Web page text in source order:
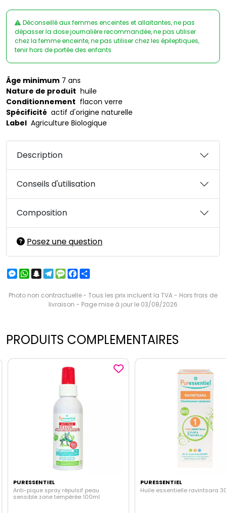
Déconseillé aux femmes enceintes et allaitantes, ne pas
dépasser la dose journalière recommandée, ne pas utiliser
chez la femme enceinte, ne pas utiliser chez les épileptiques,
tenir hors de portée des enfants
Âge minimum 7 ans
Nature de produit huile
Conditionnement flacon verre
Spécificité actif d'origine naturelle
Label Agriculture Biologique
Description
Conseils d'utilisation
Composition
Posez une question
Messenger
WhatsApp
Snapchat
Telegram
MessageFacebook
Photo non contractuelle - Tous les prix incluent la TVA - Hors frais de
livraison - Page mise à jour le 03/08/2026
PRODUITS COMPLEMENTAIRES
PURESSENTIEL
Anti-pique spray répulsif peau
sensible zone tempérée 100ml
PURESSENTIEL
Huile essentielle ravintsara